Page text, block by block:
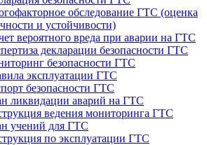
обследование ГТС (оценка
и устойчивости)
вероятного вреда при аварии на ГТС
декларации безопасности ГТС
безопасности ГТС
эксплуатации ГТС
безопасности ГТС
ликвидации аварий на ГТС
ведения мониторинга ГТС
учений для ГТС
по эксплуатации ГТС